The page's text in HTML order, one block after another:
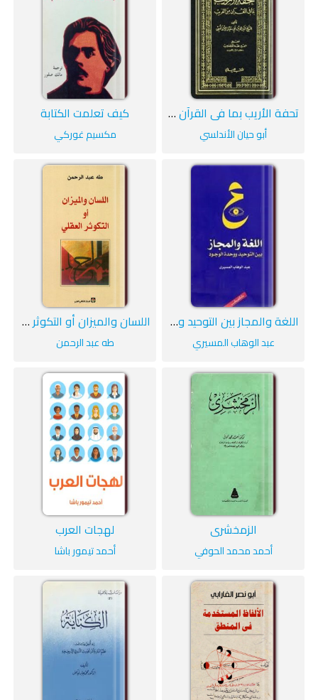
تحفة الأريب بما في القرآن من الغريب
أبو حيان الأندلسي
كيف تعلمت الكتابة
مكسيم غوركي
اللغة والمجاز بين التوحيد ووحدة الوجود
عبد الوهاب المسيري
اللسان والميزان أو التكوثر العقلي
طه عبد الرحمن
الزمخشري
أحمد محمد الحوفي
لهجات العرب
أحمد تيمور باشا